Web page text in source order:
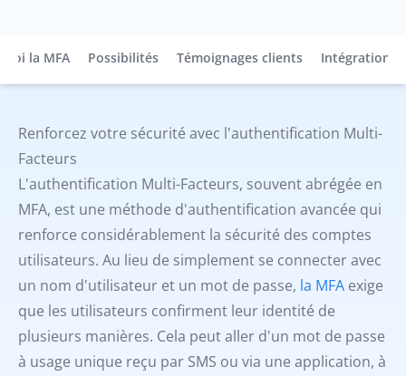
la MFA Possibilités Témoignages clients Intégrations
Renforcez votre sécurité avec l'authentification Multi-
Facteurs
L'authentification Multi-Facteurs, souvent abrégée en
MFA, est une méthode d'authentification avancée qui
renforce considérablement la sécurité des comptes
utilisateurs. Au lieu de simplement se connecter avec
un nom d'utilisateur et un mot de passe, la MFA exige
que les utilisateurs confirment leur identité de
plusieurs manières. Cela peut aller d'un mot de passe
à usage unique reçu par SMS ou via une application, à